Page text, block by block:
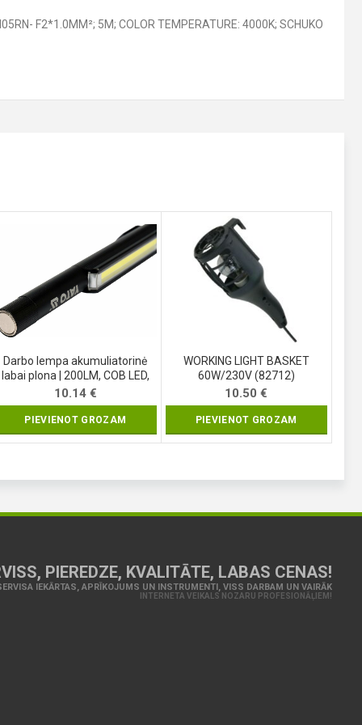
F2*1.0MM²; 5M; COLOR TEMPERATURE: 4000K; SCHUKO
Darbo lempa akumuliatorinė
labai plona | 200LM, COB LED,
IP44 (YT-08511)
10.14 €
PIEVIENOT GROZAM
WORKING LIGHT BASKET
60W/230V (82712)
10.50€
PIEVIENOT GROZAM
PIEREDZE, KVALITĀTE, LABAS CENAS!
IEKĀRTAS, APRĪKOJUMS UN INSTRUMENTI, VISS DARBAM UN VAIRĀK
INTERNETA VEIKALS NOZARU PROFESIONĀĻIEM!